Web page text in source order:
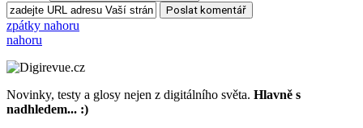
zpátky nahoru
nahoru
Novinky, testy a glosy nejen z digitálního světa. Hlavně s
nadhledem... :)